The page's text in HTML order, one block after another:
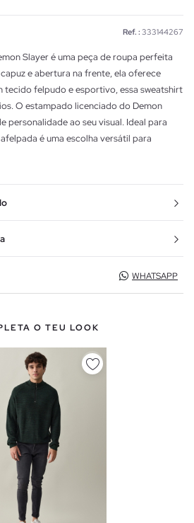
Ref. : 333144267
Slayer é uma peça de roupa perfeita
e abertura na frente, ela oferece
tecido felpudo e esportivo, essa sweatshirt
O estampado licenciado do Demon
personalidade ao seu visual. Ideal para
é uma escolha versátil para
WHATSAPP
O TEU LOOK